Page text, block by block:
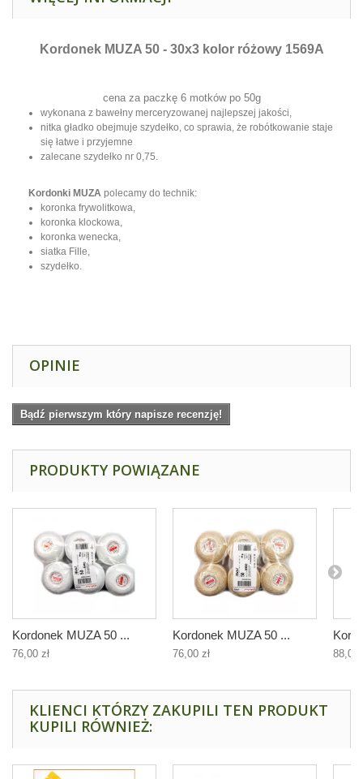
Kordonek MUZA 50 - 30x3 kolor różowy 1569A
cena za paczkę 6 motków po 50g
wykonana z bawełny merceryzowanej najlepszej jakości,
nitka gładko obejmuje szydełko, co sprawia, że robótkowanie staje
się łatwe i przyjemne
zalecane szydełko nr 0,75.
Kordonki MUZA polecamy do technik:
koronka frywolitkowa,
koronka klockowa,
koronka wenecka,
siatka Fille,
szydełko.
OPINIE
Bądź pierwszym który napisze recenzję!
PRODUKTY POWIĄZANE
Kordonek MUZA 50 ...
76,00 zł
Kordonek MUZA 50 ...
76,00 zł 88,00
KLIENCI KTÓRZY ZAKUPILI TEN PRODUKT
KUPILI RÓWNIEŻ: